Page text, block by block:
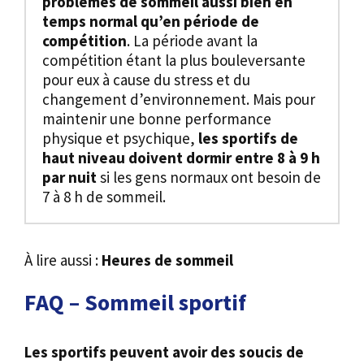
temps normal qu’en période de
compétition. La période avant la
compétition étant la plus bouleversante
pour eux à cause du stress et du
changement d’environnement. Mais pour
maintenir une bonne performance
physique et psychique, les sportifs de
haut niveau doivent dormir entre 8 à 9 h
par nuit si les gens normaux ont besoin de
7 à 8 h de sommeil.
À lire aussi : Heures de sommeil
FAQ – Sommeil sportif
Les sportifs peuvent avoir des soucis de